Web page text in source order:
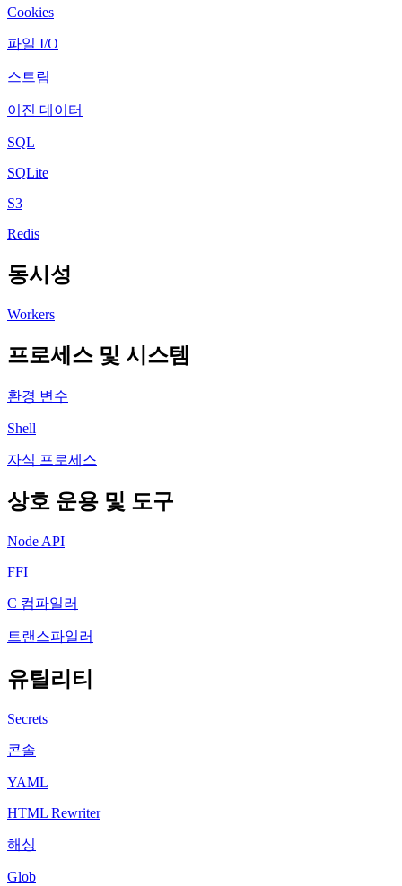
Cookies
파일 I/O
스트림
이진 데이터
SQL
SQLite
S3
Redis
동시성
Workers
프로세스 및 시스템
환경 변수
Shell
자식 프로세스
상호 운용 및 도구
Node API
FFI
C 컴파일러
트랜스파일러
유틸리티
Secrets
콘솔
YAML
HTML Rewriter
해싱
Glob